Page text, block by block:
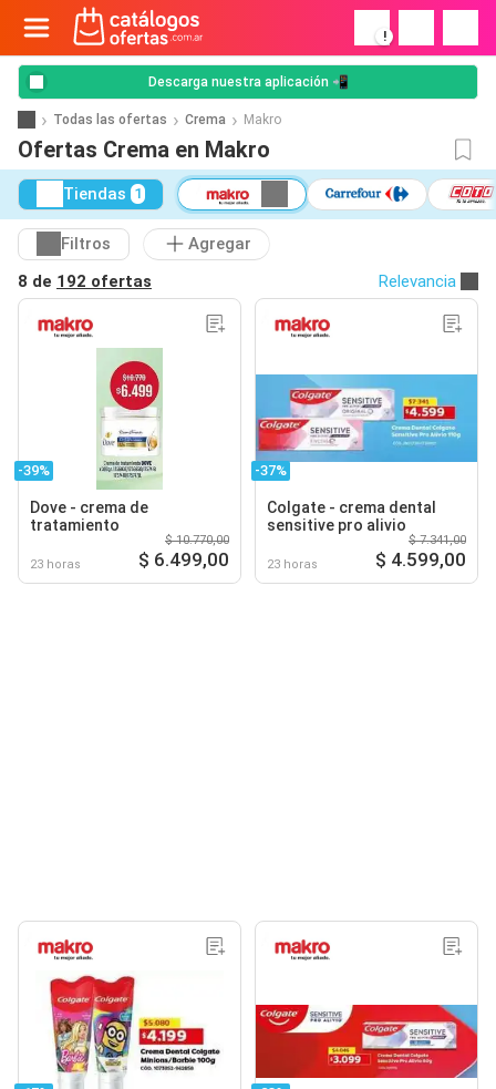
!
Descarga nuestra aplicación 📲
Todas las ofertas Crema Makro
Ofertas Crema en Makro
Tiendas 1
Filtros
Agregar
8 de 192 ofertas Relevancia
-39%
Dove - crema de
tratamiento
23 horas
$ 10.770,00
$ 6.499,00
-37%
Colgate - crema dental
sensitive pro alivio
23 horas
$ 7.341,00
$ 4.599,00